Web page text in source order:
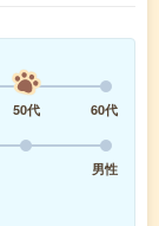
50代
60代
男性